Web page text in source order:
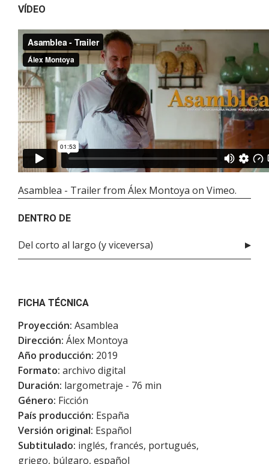
VÍDEO
Asamblea - Trailerfrom Álex Montoya on Vimeo.
DENTRO DE
Del corto al largo (y viceversa)
FICHA TÉCNICA
Proyección: Asamblea
Dirección: Álex Montoya
Año producción: 2019
Formato: archivo digital
Duración: largometraje - 76 min
Género: Ficción
País producción: España
Versión original: Español
Subtitulado: inglés, francés, portugués,
griego, búlgaro, español